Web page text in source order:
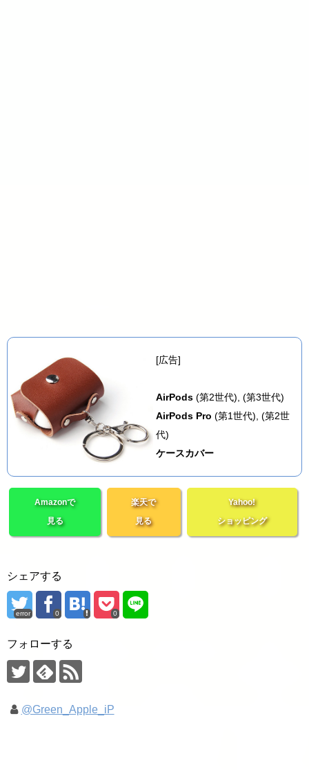
[広告]
AirPods (第2世代), (第3世代)
AirPods Pro (第1世代), (第2世
代)
ケースカバー
Amazonで
見る
楽天で
見る
Yahoo!
ショッピング
シェアする
error 0 0
フォローする
@Green_Apple_iP